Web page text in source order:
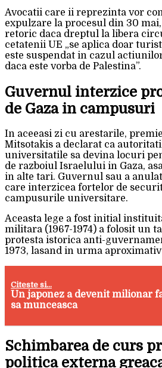
Avocatii care ii reprezinta vor
expulzare la procesul din 30
retoric daca dreptul la libera
cetatenii UE „se aplica doar
este suspendat in cazul
daca este vorba de Palestina”.
Guvernul interzice
de Gaza in campusuri
In aceeasi zi cu arestarile,
Mitsotakis a declarat ca
universitatile sa devina locuri
de razboiul Israelului in Gaza,
in alte tari. Guvernul sau a
care interzicea fortelor de
campusurile universitare.
Aceasta lege a fost initial
militara (1967-1974) a folosit un
protesta istorica anti-
1973, lasand in urma
Citeste si...
Un japonez a devenit milionar
sa munceasca
Schimbarea de curs
politica externa